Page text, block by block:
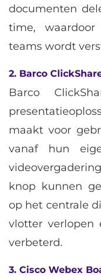
documenten
time,
teams wordt
2. Barco
Barco
maakt voor
vanaf hun
knop kunnen
op het centrale
vlotter verlopen
verbeterd.
3. Cisco Webex